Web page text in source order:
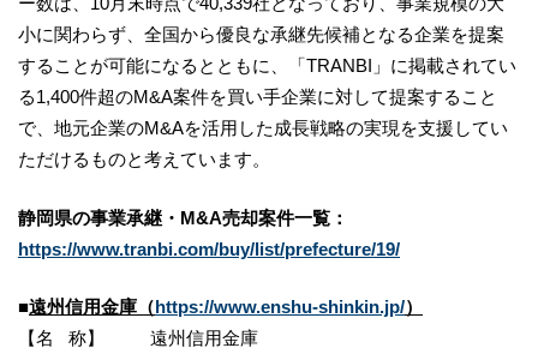
小に関わらず、全国から優良な承継先候補となる企業を提案
することが可能になるとともに、「TRANBI」に掲載されてい
る1,400件超のM&A案件を買い手企業に対して提案すること
で、地元企業のM&Aを活用した成長戦略の実現を支援してい
ただけるものと考えています。
静岡県の事業承継・M&A売却案件一覧：
https://www.tranbi.com/buy/list/prefecture/19/
■遠州信用金庫（https://www.enshu-shinkin.jp/）
【名 称】 遠州信用金庫